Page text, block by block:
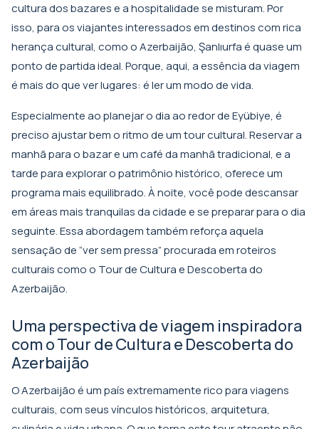
cultura dos bazares e a hospitalidade se misturam. Por
isso, para os viajantes interessados em destinos com rica
herança cultural, como o Azerbaijão, Şanlıurfa é quase um
ponto de partida ideal. Porque, aqui, a essência da viagem
é mais do que ver lugares: é ler um modo de vida.
Especialmente ao planejar o dia ao redor de Eyübiye, é
preciso ajustar bem o ritmo de um tour cultural. Reservar a
manhã para o bazar e um café da manhã tradicional, e a
tarde para explorar o patrimônio histórico, oferece um
programa mais equilibrado. À noite, você pode descansar
em áreas mais tranquilas da cidade e se preparar para o dia
seguinte. Essa abordagem também reforça aquela
sensação de “ver sem pressa” procurada em roteiros
culturais como o Tour de Cultura e Descoberta do
Azerbaijão.
Uma perspectiva de viagem inspiradora
com o Tour de Cultura e Descoberta do
Azerbaijão
O Azerbaijão é um país extremamente rico para viagens
culturais, com seus vínculos históricos, arquitetura,